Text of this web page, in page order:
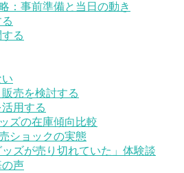
：事前準備と当日の動き
る
売を検討する
用する
ズの在庫傾向比較
ショックの実態
ズが売り切れていた」体験談
声